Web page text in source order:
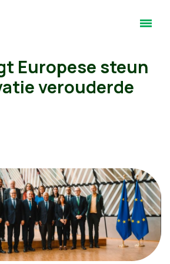
Europese steun
verouderde